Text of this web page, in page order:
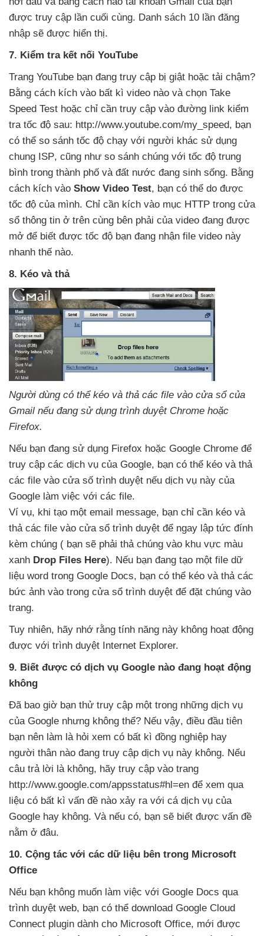
được truy cập lần cuối cùng. Danh sách 10 lần đăng
nhập sẽ được hiển thị.
7. Kiểm tra kết nối YouTube
Trang YouTube bạn đang truy cập bị giật hoặc tải chậm?
Bằng cách kích vào bất kì video nào và chọn Take
Speed Test hoặc chỉ cần truy cập vào đường link kiểm
tra tốc độ sau: http://www.youtube.com/my_speed, bạn
có thể so sánh tốc độ chạy với người khác sử dụng
chung ISP, cũng như so sánh chúng với tốc độ trung
bình trong thành phố và đất nước đang sinh sống. Bằng
cách kích vào Show Video Test, bạn có thể do được
tốc độ của mình. Chỉ cần kích vào mục HTTP trong cửa
sổ thông tin ở trên cùng bên phải của video đang được
mở để biết được tốc độ bạn đang nhận file video này
nhanh thế nào.
8. Kéo và thả
Người dùng có thể kéo và thả các file vào cửa sổ của
Gmail nếu đang sử dụng trình duyệt Chrome hoặc
Firefox.
Nếu bạn đang sử dụng Firefox hoặc Google Chrome để
truy cập các dịch vụ của Google, bạn có thể kéo và thả
các file vào cửa số trình duyệt nếu dịch vụ này của
Google làm việc với các file.
Ví vụ, khi tạo một email message, bạn chỉ cần kéo và
thả các file vào cửa sổ trình duyệt để ngay lập tức đính
kèm chúng ( bạn sẽ phải thả chúng vào khu vực màu
xanh Drop Files Here). Nếu bạn đang tạo một file dữ
liệu word trong Google Docs, bạn có thể kéo và thả các
bức ảnh vào trong cửa sổ trình duyệt để đặt chúng vào
trang.
Tuy nhiên, hãy nhớ rằng tính năng này không hoạt động
được với trình duyệt Internet Explorer.
9. Biết được có dịch vụ Google nào đang hoạt động
không
Đã bao giờ bạn thử truy cập một trong những dịch vụ
của Google nhưng không thể? Nếu vậy, điều đầu tiên
bạn nên làm là hỏi xem có bất kì đồng nghiệp hay
người thân nào đang truy cập dịch vụ này không. Nếu
câu trả lời là không, hãy truy cập vào trang
http://www.google.com/appsstatus#hl=en để xem qua
liệu có bất kì vấn đề nào xảy ra với cá dịch vụ của
Google hay không. Và nếu có, bạn sẽ biết được vấn đề
nằm ở đâu.
10. Cộng tác với các dữ liệu bên trong Microsoft
Office
Nếu bạn không muốn làm việc với Google Docs qua
trình duyệt web, bạn có thể download Google Cloud
Connect plugin dành cho Microsoft Office, mới được